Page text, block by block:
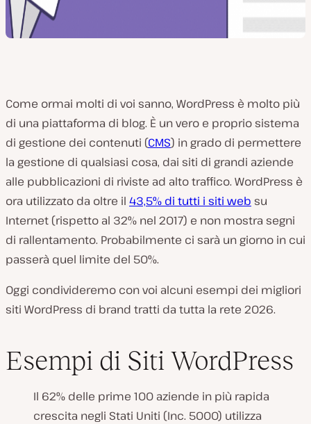
Come ormai molti di voi sanno, WordPress è molto più
di una piattaforma di blog. È un vero e proprio sistema
di gestione dei contenuti (CMS) in grado di permettere
la gestione di qualsiasi cosa, dai siti di grandi aziende
alle pubblicazioni di riviste ad alto traffico. WordPress è
ora utilizzato da oltre il 43,5% di tutti i siti web su
Internet (rispetto al 32% nel 2017) e non mostra segni
di rallentamento. Probabilmente ci sarà un giorno in cui
passerà quel limite del 50%.
Oggi condivideremo con voi alcuni esempi dei migliori
siti WordPress di brand tratti da tutta la rete 2026.
Esempi di Siti WordPress
Il 62% delle prime 100 aziende in più rapida
crescita negli Stati Uniti (Inc. 5000) utilizza